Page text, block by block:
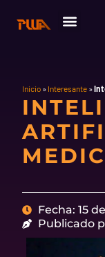
contenido
Inicio » Interesante »
Fecha: 15
Publicado